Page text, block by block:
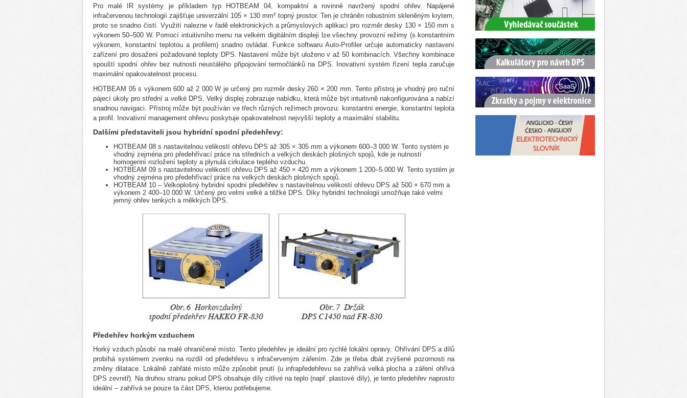
Pro malé IR systémy je příkladem typ HOTBEAM 04, kompaktní a rovinně navržený spodní ohřev. Napájené
infračervenou technologií zajišťuje univerzální 105 × 130 mm² topný prostor. Ten je chráněn robustním skleněným krytem,
proto se snadno čistí. Využití nalezne v řadě elektronických a průmyslových aplikací pro rozměr desky 130 × 150 mm s
výkonem 50–500 W. Pomocí intuitivního menu na velkém digitálním displeji lze všechny provozní režimy (s konstantním
výkonem, konstantní teplotou a profilem) snadno ovládat. Funkce softwaru Auto-Profiler určuje automaticky nastavení
zařízení pro dosažení požadované teploty DPS. Nastavení může být uloženo v až 50 kombinacích. Všechny kombinace
spouští spodní ohřev bez nutnosti neustálého připojování termočlánků na DPS. Inovativní systém řízení tepla zaručuje
maximální opakovatelnost procesu.
HOTBEAM 05 s výkonem 600 až 2 000 W je určený pro rozměr desky 260 × 200 mm. Tento přístroj je vhodný pro ruční
pájecí úkoly pro střední a velké DPS. Velký displej zobrazuje nabídku, která může být intuitivně nakonfigurována a nabízí
snadnou navigaci. Přístroj může být používán ve třech různých režimech provozu: konstantní energie, konstantní teplota
a profil. Inovativní management ohřevu poskytuje opakovatelnost nejvyšší teploty a maximální stabilitu.
Dalšími představiteli jsou hybridní spodní předehřevy:
HOTBEAM 08 s nastavitelnou velikostí ohřevu DPS až 305 × 305 mm a výkonem 600–3 000 W. Tento systém je
vhodný zejména pro předehřívací práce na středních a velkých deskách plošných spojů, kde je nutností
homogenní rozložení teploty a plynulá cirkulace teplého vzduchu.
HOTBEAM 09 s nastavitelnou velikostí ohřevu DPS až 450 × 420 mm a výkonem 1 200–5 000 W. Tento systém je
vhodný zejména pro předehřívací práce na velkých deskách plošných spojů.
HOTBEAM 10 – Velkoplošný hybridní spodní předehřev s nastavitelnou velikostí ohřevu DPS až 500 × 670 mm a
výkonem 2 400–10 000 W. Určený pro velmi velké a těžké DPS. Díky hybridní technologii umožňuje také velmi
jemný ohřev tenkých a měkkých DPS.
Předehřev horkým vzduchem
Horký vzduch působí na malé ohraničené místo. Tento předehřev je ideální pro rychlé lokální opravy. Ohřívání DPS a dílů
probíhá systémem zvenku na rozdíl od předehřevu s infračerveným zářením. Zde je třeba dbát zvýšené pozornosti na
změny dilatace. Lokálně zahřáté místo může způsobit pnutí (u infrapředehřevu se zahřívá velká plocha a záření ohřívá
DPS zevnitř). Na druhou stranu pokud DPS obsahuje díly citlivé na teplo (např. plastové díly), je tento předehřev naprosto
ideální – zahřívá se pouze ta část DPS, kterou potřebujeme.